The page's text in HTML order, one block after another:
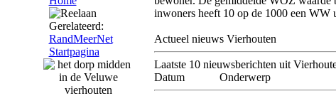
Gerelateerd:
RandMeerNet
Startpagina
inwoners heeft 10 op de 1000 een WW
Actueel nieuws Vierhouten
Laatste 10 nieuwsberichten uit
Datum
Onderwerp